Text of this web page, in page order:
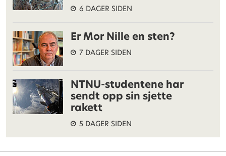
6 DAGER SIDEN
Er Mor Nille en sten?
7 DAGER SIDEN
NTNU-studentene har
sendt opp sin sjette
rakett
5 DAGER SIDEN